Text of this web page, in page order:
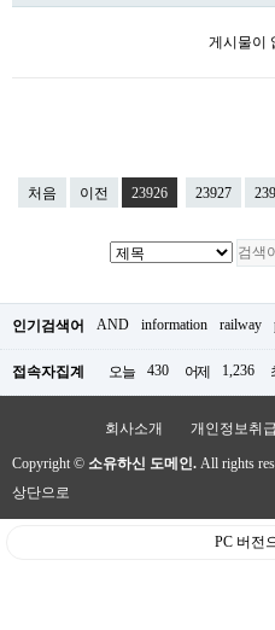
게시물이
처음 이전 23926 23927
인기검색어 AND information railway
접속자집계 오늘 430 어제 1,236
회사소개 개인정보취
Copyright © 소유하신 도메인. All rights
상단으로
PC 버전